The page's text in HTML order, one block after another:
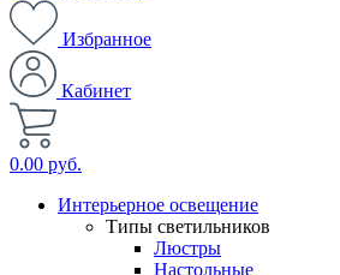
Избранное
Кабинет
0.00 руб.
Интерьерное освещение
Типы светильников
Люстры
Настольные